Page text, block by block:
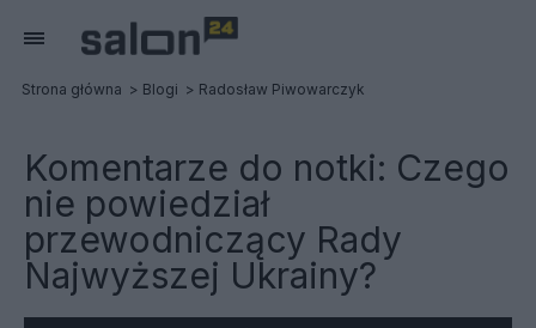
Strona główna Blogi Radosław Piwowarczyk
Komentarze do notki: Czego
nie powiedział
przewodniczący Rady
Najwyższej Ukrainy?